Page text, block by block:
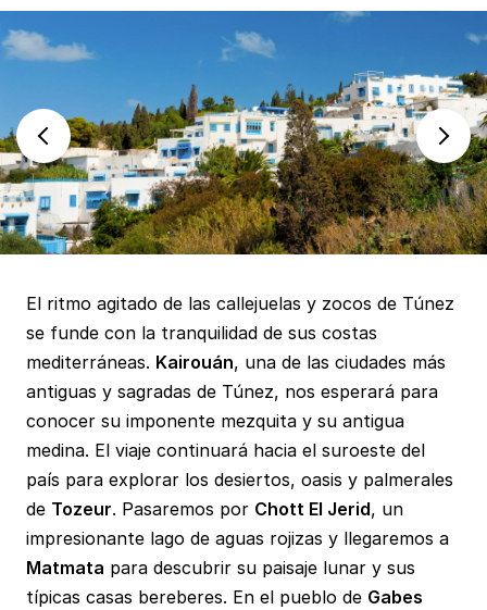
El ritmo agitado de las callejuelas y zocos de Túnez
se funde con la tranquilidad de sus costas
mediterráneas. Kairouán, una de las ciudades más
antiguas y sagradas de Túnez, nos esperará para
conocer su imponente mezquita y su antigua
medina. El viaje continuará hacia el suroeste del
país para explorar los desiertos, oasis y palmerales
de Tozeur. Pasaremos por Chott El Jerid, un
impresionante lago de aguas rojizas y llegaremos a
Matmata para descubrir su paisaje lunar y sus
típicas casas bereberes. En el pueblo de Gabes